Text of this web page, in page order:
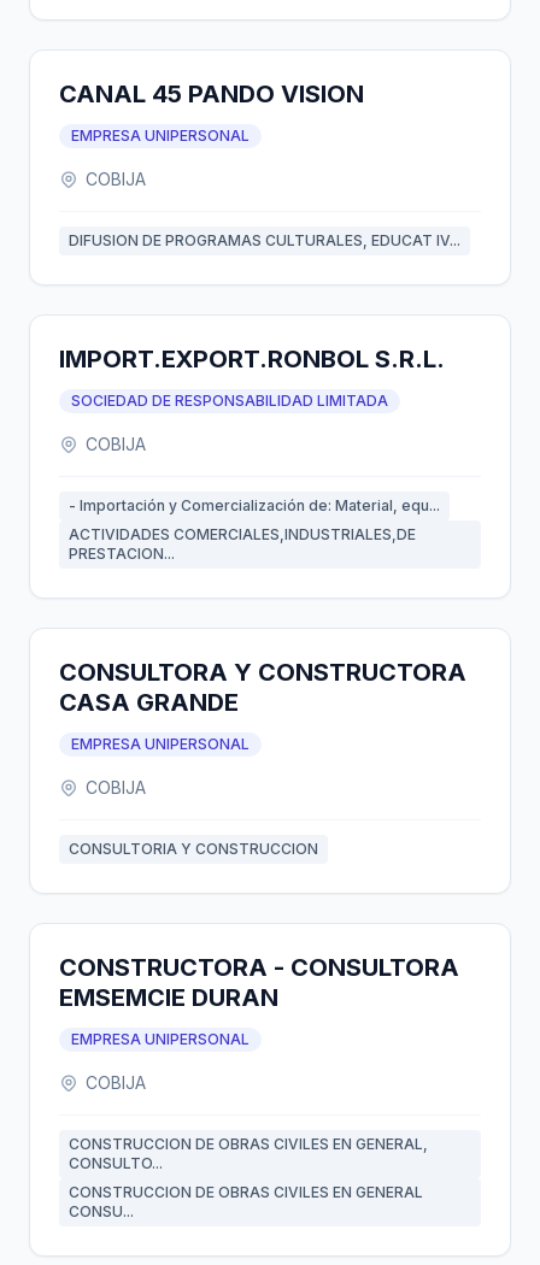
CANAL 45 PANDO VISION
EMPRESA UNIPERSONAL
COBIJA
DIFUSION DE PROGRAMAS CULTURALES, EDUCAT IV...
IMPORT.EXPORT.RONBOL S.R.L.
SOCIEDAD DE RESPONSABILIDAD LIMITADA
COBIJA
- Importación y Comercialización de: Material, equ...
ACTIVIDADES COMERCIALES,INDUSTRIALES,DE
PRESTACION...
CONSULTORA Y CONSTRUCTORA
CASA GRANDE
EMPRESA UNIPERSONAL
COBIJA
CONSULTORIA Y CONSTRUCCION
CONSTRUCTORA - CONSULTORA
EMSEMCIE DURAN
EMPRESA UNIPERSONAL
COBIJA
CONSTRUCCION DE OBRAS CIVILES EN GENERAL,
CONSULTO...
CONSTRUCCION DE OBRAS CIVILES EN GENERAL
CONSU...